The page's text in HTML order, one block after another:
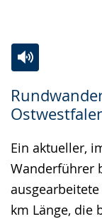
Leichten
Sprache
wechseln.
Audio-
Unterstützung.
Video
in
Deutscher
wird
angezeigt.
Ein aktueller,
Wanderführer
km Länge, die